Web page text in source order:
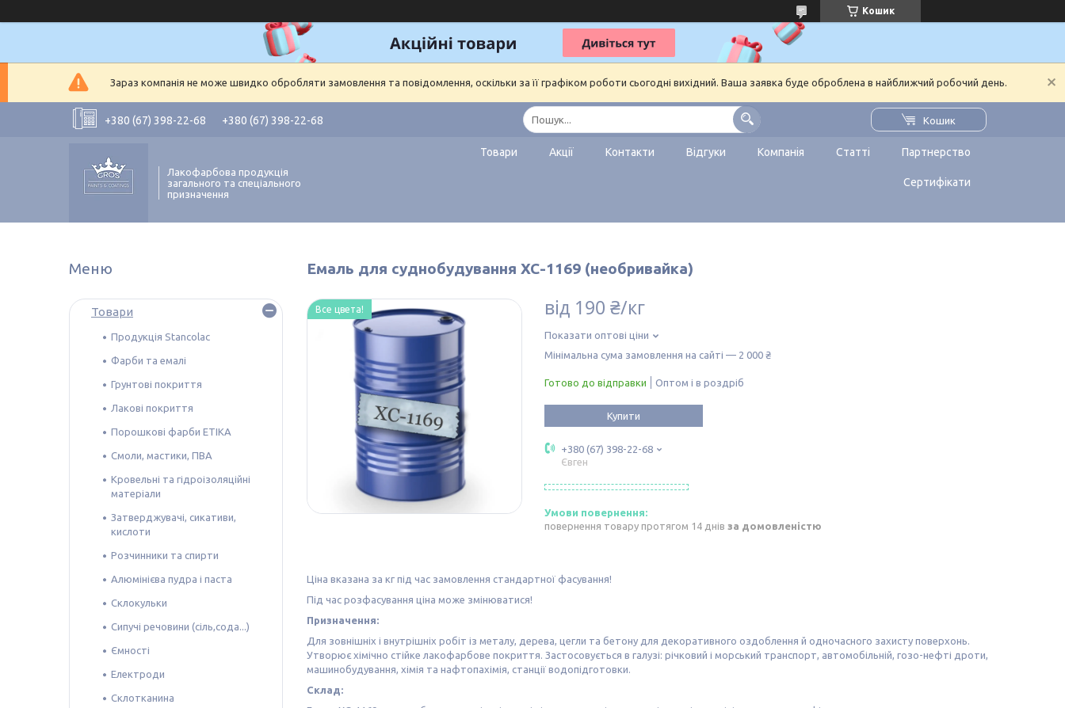
Кошик
Зараз компанія не може швидко обробляти замовлення та повідомлення, оскільки за її графіком роботи сьогодні вихідний. Ваша заявка буде оброблена в найближчий робочий день.
+380 (67) 398-22-68 +380 (67) 398-22-68 Кошик
Лакофарбова продукція
загального та спеціального
призначення
Товари Акції Контакти Відгуки Компанія Статті Партнерство
Сертифікати
Емаль для суднобудування ХС-1169 (необривайка)
Все цвета! від 190 ₴/кг
Показати оптові ціни
Мінімальна сума замовлення на сайті — 2 000 ₴
Готово до відправки Оптом і в роздріб
Купити
+380 (67) 398-22-68
Євген
повернення товару протягом 14 днів за домовленістю
Ціна вказана за кг під час замовлення стандартної фасування!
Під час розфасування ціна може змінюватися!
Призначення:
Для зовнішніх і внутрішніх робіт із металу, дерева, цегли та бетону для декоративного оздоблення й одночасного захисту поверхонь.
Утворює хімічно стійке лакофарбове покриття. Застосовується в галузі: річковий і морський транспорт, автомобільній, гозо-нефті дроти,
машинобудування, хімія та нафтопахімія, станції водопідготовки.
Склад:
Товари
Продукція Stancolac
Фарби та емалі
Грунтові покриття
Лакові покриття
Порошкові фарби ETIKA
Смоли, мастики, ПВА
Кровельні та гідроізоляційні
матеріали
Затверджувачі, сикативи,
кислоти
Розчинники та спирти
Алюмінієва пудра і паста
Склокульки
Сипучі речовини (сіль,сода...)
Ємності
Електроди
Склотканина